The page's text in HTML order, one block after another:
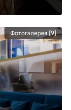
Фотогалерея [9]